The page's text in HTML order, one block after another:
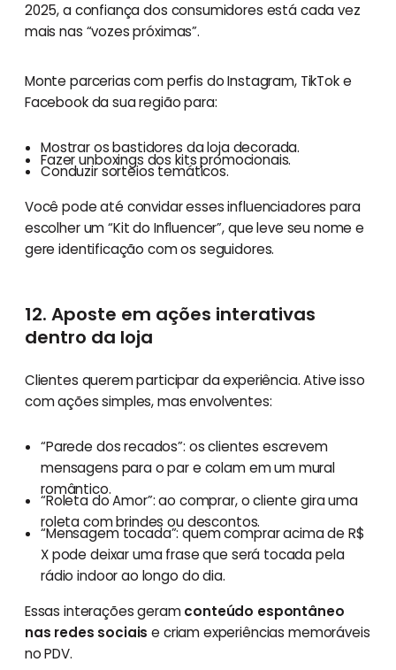
2025, a confiança dos consumidores está cada vez
mais nas “vozes próximas”.
Monte parcerias com perfis do Instagram, TikTok e
Facebook da sua região para:
Mostrar os bastidores da loja decorada.
Fazer unboxings dos kits promocionais.
Conduzir sorteios temáticos.
Você pode até convidar esses influenciadores para
escolher um “Kit do Influencer”, que leve seu nome e
gere identificação com os seguidores.
12. Aposte em ações interativas
dentro da loja
Clientes querem participar da experiência. Ative isso
com ações simples, mas envolventes:
“Parede dos recados”: os clientes escrevem
mensagens para o par e colam em um mural
romântico.
“Roleta do Amor”: ao comprar, o cliente gira uma
roleta com brindes ou descontos.
“Mensagem tocada”: quem comprar acima de R$
X pode deixar uma frase que será tocada pela
rádio indoor ao longo do dia.
Essas interações geramconteúdo espontâneo
nas redes sociais e criam experiências memoráveis
no PDV.